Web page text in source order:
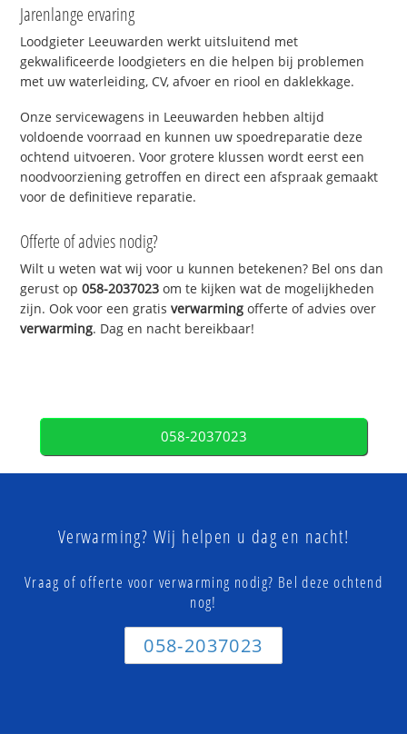
Jarenlange ervaring
Loodgieter Leeuwarden werkt uitsluitend met
gekwalificeerde loodgieters en die helpen bij problemen
met uw waterleiding, CV, afvoer en riool en daklekkage.
Onze servicewagens in Leeuwarden hebben altijd
voldoende voorraad en kunnen uw spoedreparatie deze
ochtend uitvoeren. Voor grotere klussen wordt eerst een
noodvoorziening getroffen en direct een afspraak gemaakt
voor de definitieve reparatie.
Offerte of advies nodig?
Wilt u weten wat wij voor u kunnen betekenen? Bel ons dan
gerust op058-2037023 om te kijken wat de mogelijkheden
zijn. Ook voor een gratisverwarming offerte of advies over
verwarming. Dag en nacht bereikbaar!
058-2037023
Verwarming? Wij helpen u dag en nacht!
Vraag of offerte voor verwarming nodig? Bel deze ochtend
nog!
058-2037023